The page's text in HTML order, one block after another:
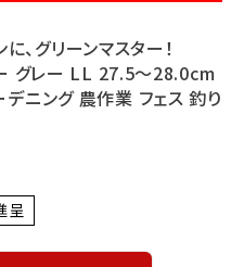
、グリーンマスター！
グレー LL 27.5～28.0cm
ニング 農作業 フェス 釣り
呈 ]